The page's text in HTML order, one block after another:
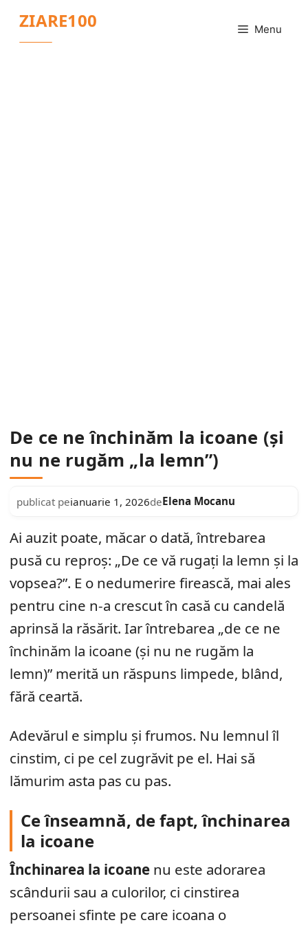
conținut
ZIARE100 Menu
De ce ne închinăm la icoane (și
nu ne rugăm „la lemn”)
publicat peianuarie 1, 2026deElena Mocanu
Ai auzit poate, măcar o dată, întrebarea
pusă cu reproș: „De ce vă rugați la lemn și la
vopsea?”. E o nedumerire firească, mai ales
pentru cine n-a crescut în casă cu candelă
aprinsă la răsărit. Iar întrebarea „de ce ne
închinăm la icoane (și nu ne rugăm la
lemn)” merită un răspuns limpede, blând,
fără ceartă.
Adevărul e simplu și frumos. Nu lemnul îl
cinstim, ci pe cel zugrăvit pe el. Hai să
lămurim asta pas cu pas.
Ce înseamnă, de fapt, închinarea
la icoane
Închinarea la icoane nu este adorarea
scândurii sau a culorilor, ci cinstirea
persoanei sfinte pe care icoana o